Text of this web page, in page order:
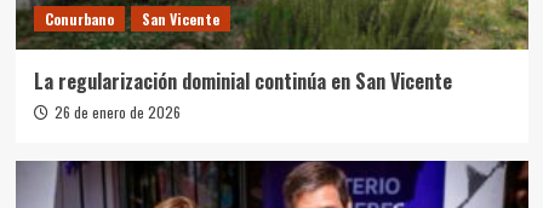
Conurbano San Vicente
La regularización dominial continúa en San Vicente
26 de enero de 2026